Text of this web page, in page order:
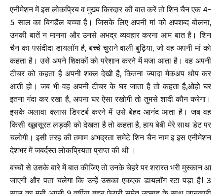
एनीमेशन में इस लोकप्रिय व मुख्य किरदार की बात करें तो शिन चैन एक 4-
5 साल का बिगडैल बच्चा है। जिसके लिए अपनी मां को अपशब्द बोलना,
उनकी बातें न मानना और उनसे अभद्र व्यवहार करना आम बात है। शिन
चैन का पसंदीदा डायलॉग है, बच्चे चुराने वाली बुढ़िया, जो वह अपनी मां को
कहता है। उसे अपने शिक्षकों को परेशान करने में मजा आता है। वह अपनी
टीचर को कहता है अपनी शक्ल देखी है, कितना ज्यादा मेकअप थोप कर
आती हो। जब भी वह अपनी टीचर के घर जाता है तो कहता है,ओहो घर
इतना गंदा कर रखा है, अपना घर ऐसा रखोगी तो तुमसे शादी कौन करेगा।
इसके अलावा क्लास डिस्टर्ब करने में उसे बेहद आनंद आता है। जब वह
किसी खूबसूरत लड़की को देखता है तो कहता है, हाय बेबी मेरे साथ डेट पर
चलोगी। इसी तरह की तमाम अभद्रता समेटे शिन चैन नाम इ इस एनीमेशन
देशभर में जबर्दस्त लोकप्रियता प्राप्त की थी ।
बच्चों से उसके बारे में बात कीजिए तो उनके चेहरे पर शरारत भरी मुस्कान आ
जाएगी और पता चलेगा कि उन्हें उसका एकएक डायलॉग रटा पड़ा है! 3